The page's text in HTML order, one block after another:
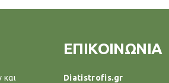
ΕΠΙΚΟΙΝΩΝΙΑ
Diatistrofis.gr